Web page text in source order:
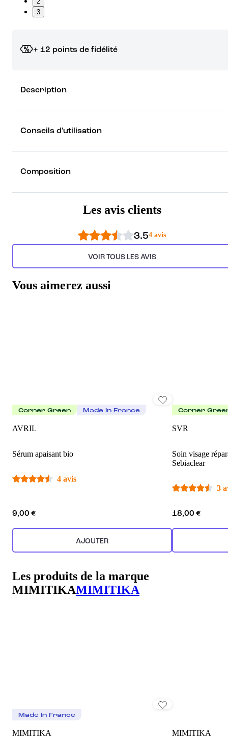
3
+ 12 points de fidélité
rêver !
Découvrez les récompenses
Description
Conseils d'utilisation
Composition
Les avis clients
3.54 avis
VOIR TOUS LES AVIS
Vous aimerez aussi
Corner Green Made In France
AVRIL
Sérum apaisant bio
4 avis
9,00 €
AJOUTER
Corner
SVR
Soin visage
Sebiaclear
3
18,00 €
Les produits de la marque
MIMITIKAMIMITIKA
Made In France
MIMITIKA MIMITIKA